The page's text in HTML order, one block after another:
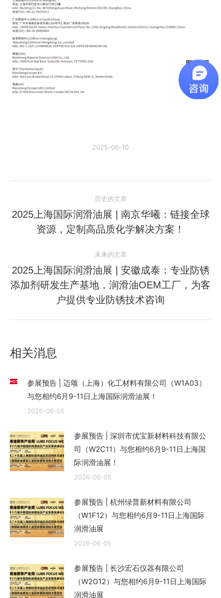
2025-06-10
章
历史的文章
历
史
章：
2025上海国际润滑油展 | 南京华曦：链接全球
资源，定制高品质化学解决方案！
未来的文章
未
来
2025上海国际润滑油展 | 安徽成泰：专业防锈
添加剂研发生产基地，润滑油OEM工厂，为客
户提供专业防锈技术咨询
相关消息
参展预告 | 迈颂（上海）化工材料有限公司（W1A03）
与您相约6月9-11日上海国际润滑油展！
2026-06-05
参展预告 | 深圳市优宝新材料科技有限公
司（W2C11）与您相约6月9-11日上海国
际润滑油展！
2026-06-05
参展预告 | 杭州绿普新材料有限公司
（W1F12）与您相约6月9-11日上海国际
润滑油展
2026-06-05
参展预告 | 长沙宏石仪器有限公司
（W2G12）与您相约6月9-11日上海国际
润滑油展